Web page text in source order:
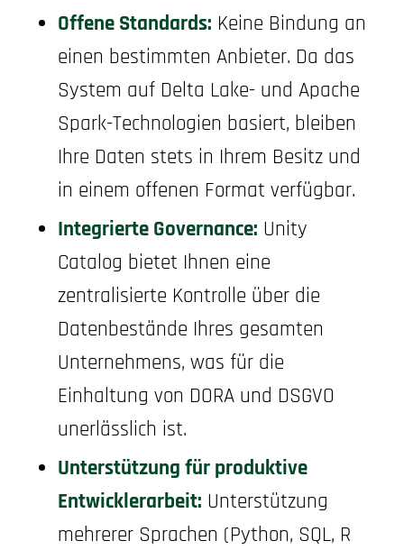
Offene Standards: Keine Bindung an
einen bestimmten Anbieter. Da das
System auf Delta Lake- und Apache
Spark-Technologien basiert, bleiben
Ihre Daten stets in Ihrem Besitz und
in einem offenen Format verfügbar.
Integrierte Governance: Unity
Catalog bietet Ihnen eine
zentralisierte Kontrolle über die
Datenbestände Ihres gesamten
Unternehmens, was für die
Einhaltung von DORA und DSGVO
unerlässlich ist.
Unterstützung für produktive
Entwicklerarbeit: Unterstützung
mehrerer Sprachen (Python, SQL, R